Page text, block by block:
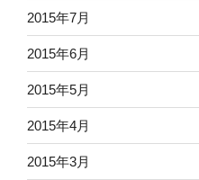
2015年7月
2015年6月
2015年5月
2015年4月
2015年3月